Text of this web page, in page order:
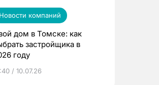
Новости компаний
дом в Томске: как
застройщика в
году
/ 10.07.26